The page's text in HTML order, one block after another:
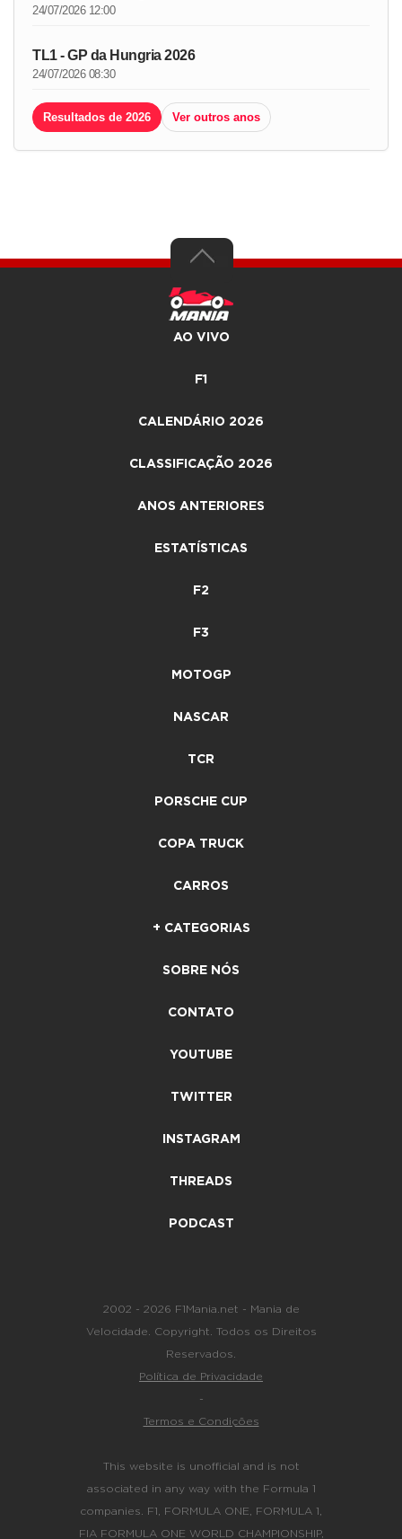
24/07/2026 12:00
TL1 - GP da Hungria 2026
24/07/2026 08:30
Resultados de 2026 Ver outros anos
AO VIVO
F1
CALENDÁRIO 2026
CLASSIFICAÇÃO 2026
ANOS ANTERIORES
ESTATÍSTICAS
F2
F3
MOTOGP
NASCAR
TCR
PORSCHE CUP
COPA TRUCK
CARROS
+ CATEGORIAS
SOBRE NÓS
CONTATO
YOUTUBE
TWITTER
INSTAGRAM
THREADS
PODCAST
2002 - 2026 F1Mania.net - Mania de
Velocidade. Copyright. Todos os Direitos
Reservados.
Política de Privacidade
-
Termos e Condições
This website is unofficial and is not
associated in any way with the Formula 1
companies. F1, FORMULA ONE, FORMULA 1,
FIA FORMULA ONE WORLD CHAMPIONSHIP,